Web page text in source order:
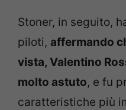
Stoner, in seguito,
piloti, affermando
vista, Valentino
molto astuto, e fu
caratteristiche più